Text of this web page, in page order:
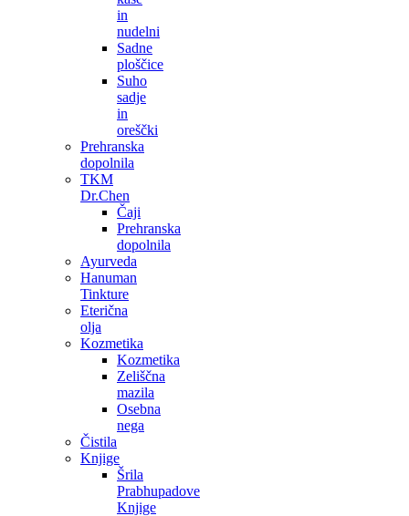
in
nudelni
Sadne
ploščice
Suho
sadje
in
oreščki
Prehranska
dopolnila
TKM
Dr.Chen
Čaji
Prehranska
dopolnila
Ayurveda
Hanuman
Tinkture
Eterična
olja
Kozmetika
Kozmetika
Zeliščna
mazila
Osebna
nega
Čistila
Knjige
Šrila
Prabhupadove
Knjige